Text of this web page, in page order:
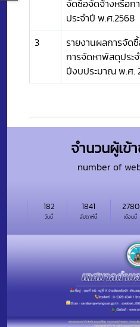
จัดซื้อจัดจ้างหรือก
ประจำปี พ.ศ.2568
3
รายงานผลการจัด
การจัดหาพัสดุประจ
ปีงบประมาณ พ.ศ.
จำนวนผู้เข้
number of
วันนี้
182
สัปดาห์นี้
1841
เดือนนี้
2780